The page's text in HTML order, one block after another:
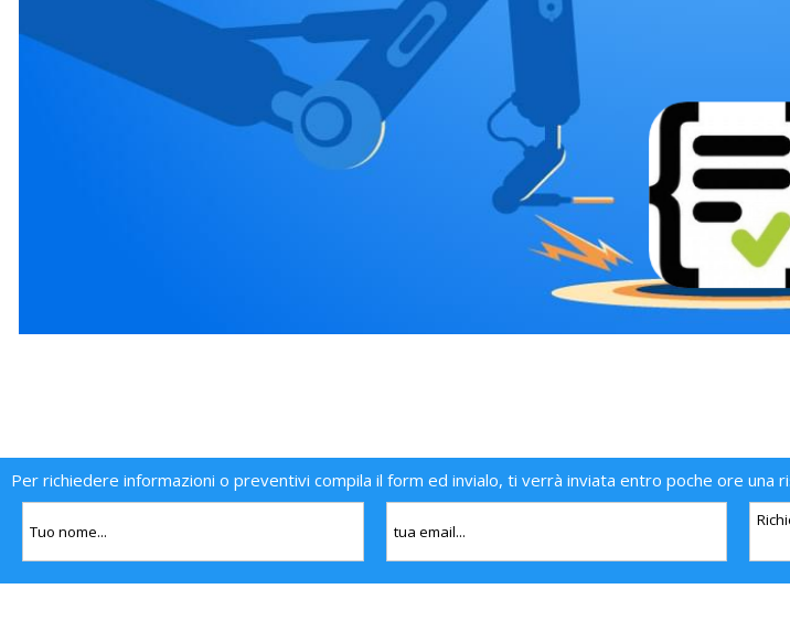
Per richiedere informazioni o preventivi compila il form ed invialo, ti verrà inviata entro poche ore una